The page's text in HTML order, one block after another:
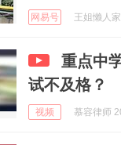
网易号 王姐懒人
重点中
试不及格？
视频 慕容律师